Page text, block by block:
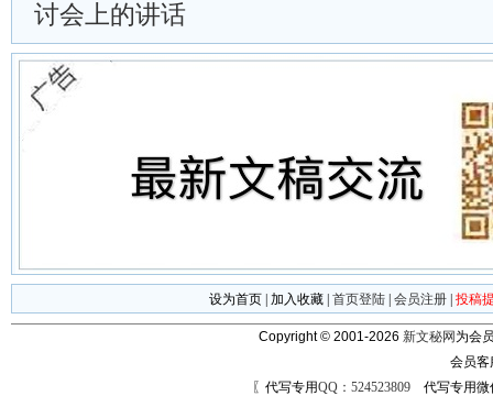
讨会上的讲话
设为首页 加入收藏 首页登陆 会员注册 投稿
Copyright © 2001-2026 新文秘网 为会
会员
〖代写专用QQ：524523809代写专用微